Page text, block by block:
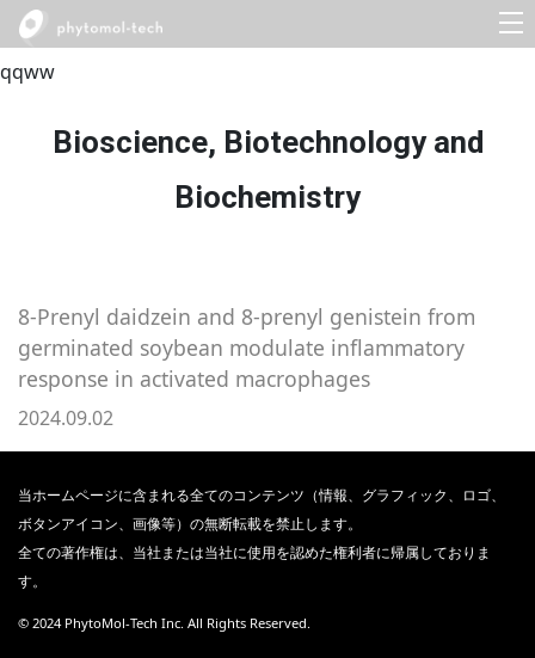
qqww
Bioscience, Biotechnology and
Biochemistry
8-Prenyl daidzein and 8-prenyl genistein from
germinated soybean modulate inflammatory
response in activated macrophages
2024.09.02
当ホームページに含まれる全てのコンテンツ（情報、グラフィック、ロゴ、
ボタンアイコン、画像等）の無断転載を禁止します。
全ての著作権は、当社または当社に使用を認めた権利者に帰属しておりま
す。
© 2024 PhytoMol-Tech Inc. All Rights Reserved.